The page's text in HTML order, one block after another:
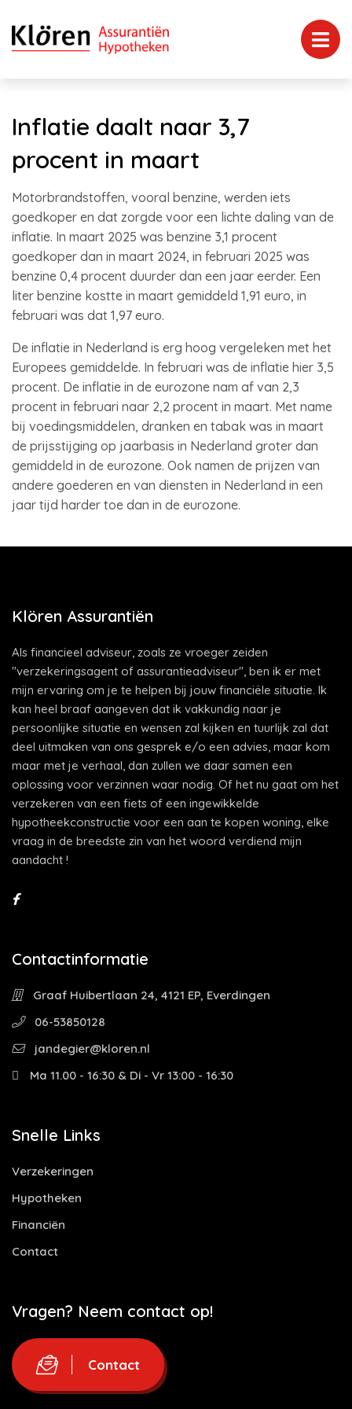
Inflatie daalt naar 3,7
procent in maart
Motorbrandstoffen, vooral benzine, werden iets
goedkoper en dat zorgde voor een lichte daling van de
inflatie. In maart 2025 was benzine 3,1 procent
goedkoper dan in maart 2024, in februari 2025 was
benzine 0,4 procent duurder dan een jaar eerder. Een
liter benzine kostte in maart gemiddeld 1,91 euro, in
februari was dat 1,97 euro.
De inflatie in Nederland is erg hoog vergeleken met het
Europees gemiddelde. In februari was de inflatie hier 3,5
procent. De inflatie in de eurozone nam af van 2,3
procent in februari naar 2,2 procent in maart. Met name
bij voedingsmiddelen, dranken en tabak was in maart
de prijsstijging op jaarbasis in Nederland groter dan
gemiddeld in de eurozone. Ook namen de prijzen van
andere goederen en van diensten in Nederland in een
jaar tijd harder toe dan in de eurozone.
Klören Assurantiën
Als financieel adviseur, zoals ze vroeger zeiden
"verzekeringsagent of assurantieadviseur", ben ik er met
mijn ervaring om je te helpen bij jouw financiële situatie. Ik
kan heel braaf aangeven dat ik vakkundig naar je
persoonlijke situatie en wensen zal kijken en tuurlijk zal dat
deel uitmaken van ons gesprek e/o een advies, maar kom
maar met je verhaal, dan zullen we daar samen een
oplossing voor verzinnen waar nodig. Of het nu gaat om het
verzekeren van een fiets of een ingewikkelde
hypotheekconstructie voor een aan te kopen woning, elke
vraag in de breedste zin van het woord verdiend mijn
aandacht !
Contactinformatie
Graaf Huibertlaan 24, 4121 EP, Everdingen
06-53850128
jandegier@kloren.nl
Ma 11.00 - 16:30 & Di - Vr 13:00 - 16:30
Snelle Links
Verzekeringen
Hypotheken
Financiën
Contact
Vragen? Neem contact op!
Contact